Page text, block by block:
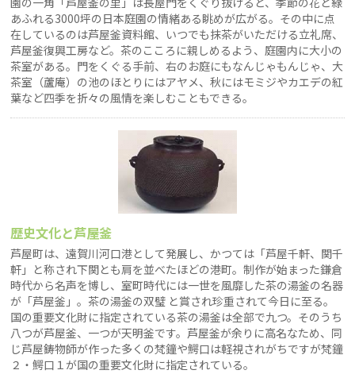
あふれる3000坪の日本庭園の情緒ある眺めが広がる。その中に点
在しているのは芦屋釜資料館、いつでも抹茶がいただける立礼席、
芦屋釜復興工房など。茶のこころに親しめるよう、庭園内に大小の
茶室がある。門をくぐる手前、右のお庭にもなんじゃもんじゃ、大
茶室（蘆庵）の池のほとりにはアヤメ、秋にはモミジやカエデの紅
葉など四季を折々の風情を楽しむこともできる。
歴史文化と芦屋釜
芦屋町は、遠賀川河口港として発展し、かつては「芦屋千軒、関千
軒」と称され下関とも肩を並べたほどの港町。制作が始まった鎌倉
時代から名声を博し、室町時代には一世を風靡した茶の湯釜の名器
が「芦屋釜」。茶の湯釜の双璧 と賞され珍重されて今日に至る。
国の重要文化財に指定されている茶の湯釜は全部で九つ。そのうち
八つが芦屋釜、一つが天明釜です。芦屋釜が余りに高名なため、同
じ芦屋鋳物師が作った多くの梵鐘や鰐口は軽視されがちですが梵鐘
２・鰐口１が国の重要文化財に指定されている。